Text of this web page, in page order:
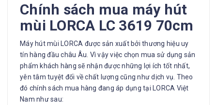
Chính sách mua máy hút
mùi LORCA LC 3619 70cm
Máy hút mùi LORCA được sản xuất bởi thương hiệu uy
tín hàng đầu châu Âu. Vì vậy việc chọn mua sử dụng sản
phẩm khách hàng sẽ nhận được những lợi ích tốt nhất,
yên tâm tuyệt đối về chất lượng cũng như dịch vụ. Theo
đó chính sách mua hàng đang áp dụng tại LORCA Việt
Nam như sau: